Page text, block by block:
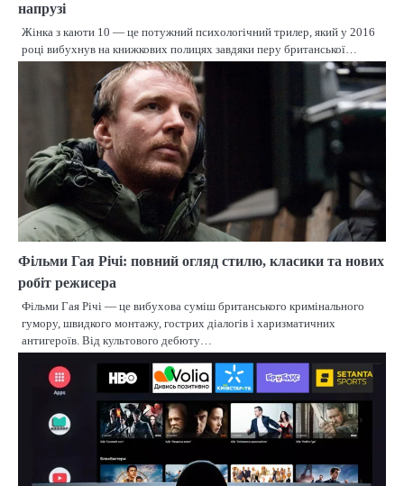
напрузі
Жінка з каюти 10 — це потужний психологічний трилер, який у 2016
році вибухнув на книжкових полицях завдяки перу британської…
Фільми Гая Річі: повний огляд стилю, класики та нових
робіт режисера
Фільми Гая Річі — це вибухова суміш британського кримінального
гумору, швидкого монтажу, гострих діалогів і харизматичних
антигероїв. Від культового дебюту…